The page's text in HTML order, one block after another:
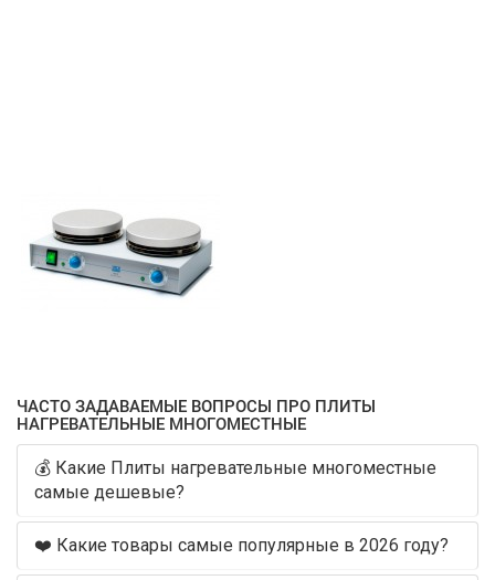
ЧАСТО ЗАДАВАЕМЫЕ ВОПРОСЫ ПРО ПЛИТЫ
НАГРЕВАТЕЛЬНЫЕ МНОГОМЕСТНЫЕ
💰 Какие Плиты нагревательные многоместные
самые дешевые?
❤️ Какие товары самые популярные в 2026 году?